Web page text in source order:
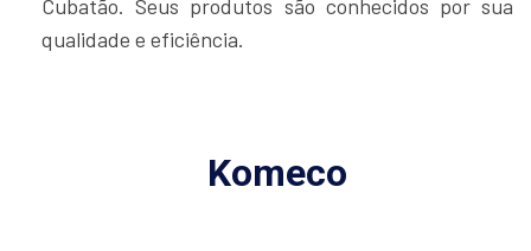
Cubatão. Seus produtos são conhecidos por sua
qualidade e eficiência.
Komeco